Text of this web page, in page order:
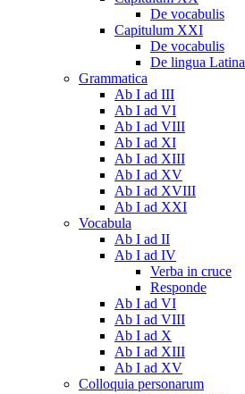
De vocabulis
Capitulum XXI
De vocabulis
De lingua Latina
Grammatica
Ab I ad III
Ab I ad VI
Ab I ad VIII
Ab I ad XI
Ab I ad XIII
Ab I ad XV
Ab I ad XVIII
Ab I ad XXI
Vocabula
Ab I ad II
Ab I ad IV
Verba in cruce
Responde
Ab I ad VI
Ab I ad VIII
Ab I ad X
Ab I ad XIII
Ab I ad XV
Colloquia personarum